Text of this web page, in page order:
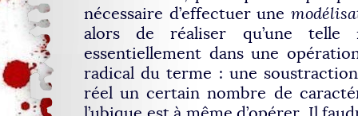
nécessaire d’effectuer une
alors de réaliser qu’une telle
essentiellement dans une
radical du terme : une
réel un certain nombre de